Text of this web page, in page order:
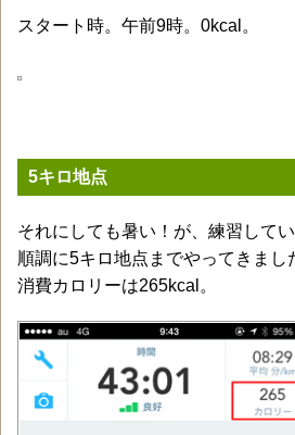
スタート時。午前9時。0kcal。
5キロ地点
それにしても暑い！が、練習して
順調に5キロ地点までやってきまし
消費カロリーは265kcal。